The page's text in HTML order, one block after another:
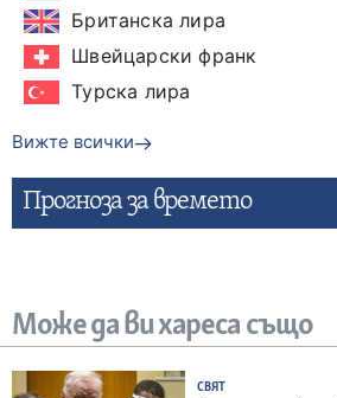
Британска лира
Швейцарски франк
Турска лира
Вижте всички
Прогнозa за времето
Може да ви хареса също
СВЯТ